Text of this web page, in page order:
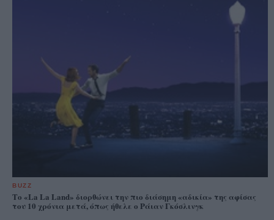
BUZZ
Το «La La Land» διορθώνει την πιο διάσημη «αδικία» της αφίσας
του 10 χρόνια μετά, όπως ήθελε ο Ράιαν Γκόσλινγκ